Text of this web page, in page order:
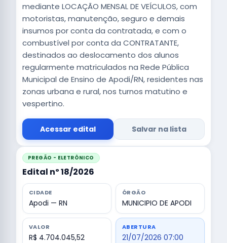
mediante LOCAÇÃO MENSAL DE VEÍCULOS, com
motoristas, manutenção, seguro e demais
insumos por conta da contratada, e com o
combustível por conta da CONTRATANTE,
destinados ao deslocamento dos alunos
regularmente matriculados na Rede Pública
Municipal de Ensino de Apodi/RN, residentes nas
zonas urbana e rural, nos turnos matutino e
vespertino.
Acessar edital Salvar na lista
PREGÃO - ELETRÔNICO
Edital nº 18/2026
CIDADE
Apodi — RN
ÓRGÃO
MUNICIPIO DE APODI
VALOR
R$ 4.704.045,52
ABERTURA
21/07/2026 07:00